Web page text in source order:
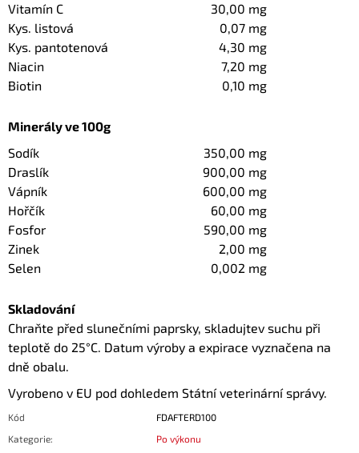
Vitamín C
30,00 mg
Kys. listová
0,07 mg
Kys. pantotenová
4,30 mg
Niacin
7,20 mg
Biotin
0,10 mg
Minerály ve 100g
Sodík
350,00 mg
Draslík
900,00 mg
Vápník
600,00 mg
Hořčík
60,00 mg
Fosfor
590,00 mg
Zinek
2,00 mg
Selen
0,002 mg
Skladování
Chraňte před slunečními paprsky, skladujtev suchu při
teplotě do 25°C. Datum výroby a expirace vyznačena na
dně obalu.
Vyrobeno v EU pod dohledem Státní veterinární správy.
Kód
FDAFTERD100
Kategorie:
Po výkonu